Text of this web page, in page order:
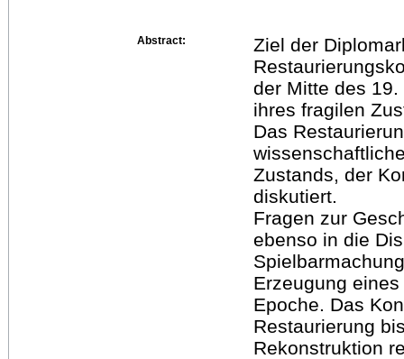
Abstract:
Ziel der
der Mitte des
ihres fragilen
Das
Zustands, der
diskutiert.
Fragen zur
ebenso in die
Erzeugung
Epoche. Das
Restaurierung
Rekonstruktion